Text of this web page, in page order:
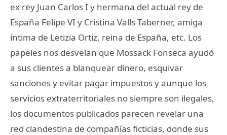
ex rey Juan Carlos I y hermana del actual rey de
España Felipe VI y Cristina Valls Taberner, amiga
íntima de Letizia Ortiz, reina de España, etc. Los
papeles nos desvelan que Mossack Fonseca ayudó
a sus clientes a blanquear dinero, esquivar
sanciones y evitar pagar impuestos y aunque los
servicios extraterritoriales no siempre son ilegales,
los documentos publicados parecen revelar una
red clandestina de compañías ficticias, donde sus